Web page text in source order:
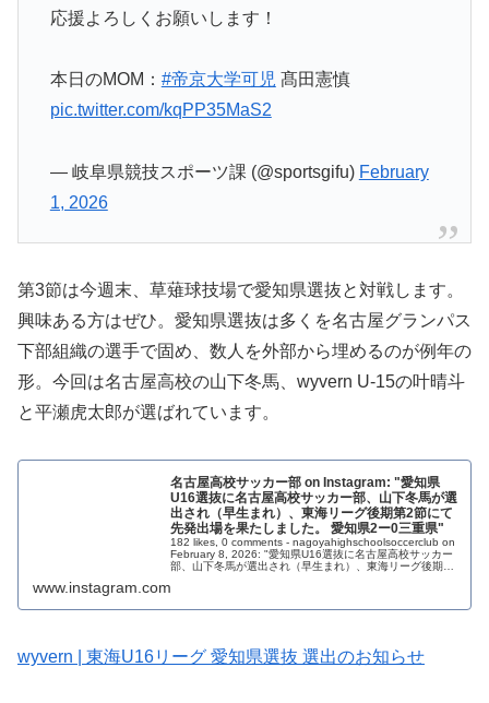
応援よろしくお願いします！
本日のMOM： #帝京大学可児 髙田憲慎
pic.twitter.com/kqPP35MaS2
— 岐阜県競技スポーツ課 (@sportsgifu) February
1, 2026
第3節は今週末、草薙球技場で愛知県選抜と対戦します。
興味ある方はぜひ。愛知県選抜は多くを名古屋グランパス
下部組織の選手で固め、数人を外部から埋めるのが例年の
形。今回は名古屋高校の山下冬馬、wyvern U-15の叶晴斗
と平瀬虎太郎が選ばれています。
名古屋高校サッカー部 on Instagram: "愛知県
U16選抜に名古屋高校サッカー部、山下冬馬が選
出され（早生まれ）、東海リーグ後期第2節にて
先発出場を果たしました。 愛知県2ー0三重県"
182 likes, 0 comments - nagoyahighschoolsoccerclub on
February 8, 2026: "愛知県U16選抜に名古屋高校サッカー
部、山下冬馬が選出され（早生まれ）、東海リーグ後期第
www.instagram.com
wyvern | 東海U16リーグ 愛知県選抜 選出のお知らせ